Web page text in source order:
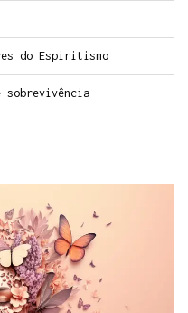
do Espiritismo
sobrevivência